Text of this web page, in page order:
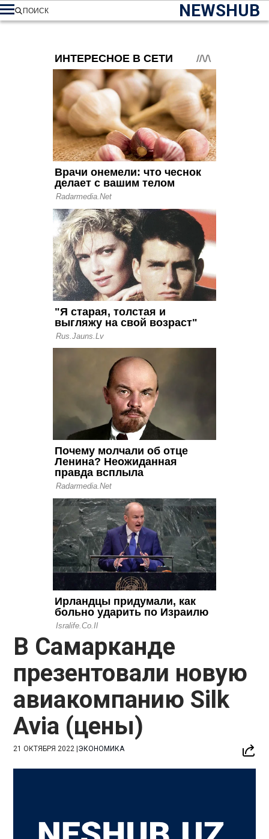
NEWSHUB
ПОИСК
В Самарканде
презентовали новую
авиакомпанию Silk
Avia (цены)
21 ОКТЯБРЯ 2022 |ЭКОНОМИКА